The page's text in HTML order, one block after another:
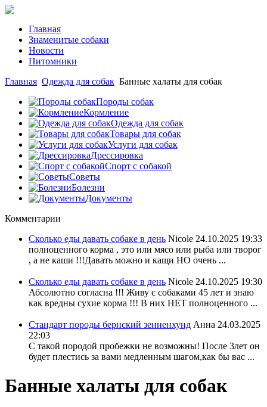
Главная
Знаменитые собаки
Новости
Питомники
Главная Одежда для собак Банные халаты для собак
Породы собак
Кормление
Одежда для собак
Товары для собак
Услуги для собак
Дрессировка
Спорт с собакой
Советы
Болезни
Документы
Комментарии
Сколько еды давать собаке в день Nicole 24.10.2025 19:33
полноценного корма , это или мясо или рыба или творог
, а не каши !!!Давать можно и кащи НО очень ...
Сколько еды давать собаке в день Nicole 24.10.2025 19:30
Абсолютно согласна !!! Живу с собаками 45 лет и знаю
как вредны сухие корма !!! В них НЕТ полноценного ...
Стандарт породы бернский зенненхунд Анна 24.03.2025
22:03
С такой породой пробежки не возможны! После 3лет он
будет плестись за вами медленным шагом,как бы вас ...
Банные халаты для собак